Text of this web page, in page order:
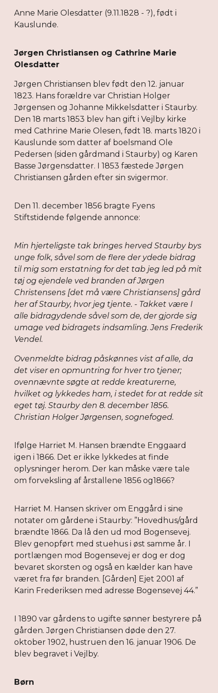
Anne Marie Olesdatter (9.11.1828 - ?), født i
Kauslunde.
Jørgen Christiansen og Cathrine Marie
Olesdatter
Jørgen Christiansen blev født den 12. januar
1823. Hans forældre var Christian Holger
Jørgensen og Johanne Mikkelsdatter i Staurby.
Den 18 marts 1853 blev han gift i Vejlby kirke
med Cathrine Marie Olesen, født 18. marts 1820 i
Kauslunde som datter af boelsmand Ole
Pedersen (siden gårdmand i Staurby) og Karen
Basse Jørgensdatter. I 1853 fæstede Jørgen
Christiansen gården efter sin svigermor.
Den 11. december 1856 bragte Fyens
Stiftstidende følgende annonce:
Min hjerteligste tak bringes herved Staurby bys
unge folk, såvel som de flere der ydede bidrag
til mig som erstatning for det tab jeg led på mit
tøj og ejendele ved branden af Jørgen
Christensens [det må være Christiansens] gård
her af Staurby, hvor jeg tjente. - Takket være I
alle bidragydende såvel som de, der gjorde sig
umage ved bidragets indsamling. Jens Frederik
Vendel.
Ovenmeldte bidrag påskønnes vist af alle, da
det viser en opmuntring for hver tro tjener;
ovennævnte søgte at redde kreaturerne,
hvilket og lykkedes ham, i stedet for at redde sit
eget tøj. Staurby den 8. december 1856.
Christian Holger Jørgensen, sognefoged.
Ifølge Harriet M. Hansen brændte Enggaard
igen i 1866. Det er ikke lykkedes at finde
oplysninger herom. Der kan måske være tale
om forveksling af årstallene 1856 og1866?
Harriet M. Hansen skriver om Enggård i sine
notater om gårdene i Staurby: ”Hovedhus/gård
brændte 1866. Da lå den ud mod Bogensevej.
Blev genopført med stuehus i øst samme år. I
portlængen mod Bogensevej er dog er dog
bevaret skorsten og også en kælder kan have
været fra før branden. [Gården] Ejet 2001 af
Karin Frederiksen med adresse Bogensevej 44.”
I 1890 var gårdens to ugifte sønner bestyrere på
gården. Jørgen Christiansen døde den 27.
oktober 1902, hustruen den 16. januar 1906. De
blev begravet i Vejlby.
Børn